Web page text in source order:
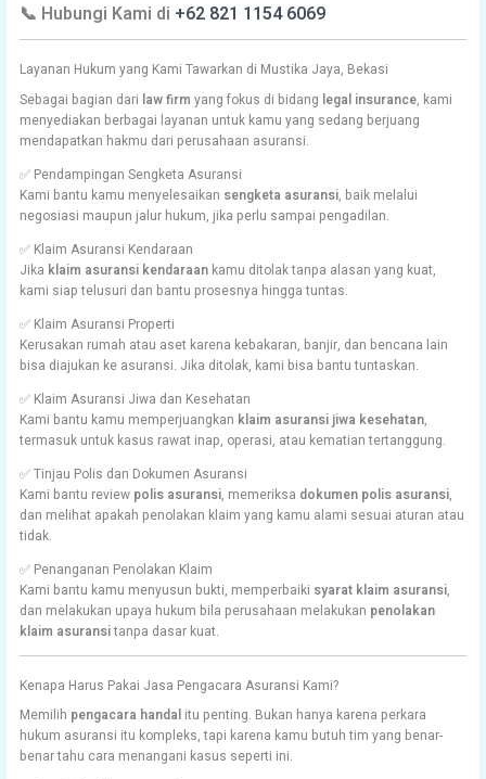
📞 Hubungi Kami di +62 821 1154 6069
Layanan Hukum yang Kami Tawarkan di Mustika Jaya, Bekasi
Sebagai bagian dari law firm yang fokus di bidang legal insurance, kami
menyediakan berbagai layanan untuk kamu yang sedang berjuang
mendapatkan hakmu dari perusahaan asuransi.
✅ Pendampingan Sengketa Asuransi
Kami bantu kamu menyelesaikan sengketa asuransi, baik melalui
negosiasi maupun jalur hukum, jika perlu sampai pengadilan.
✅ Klaim Asuransi Kendaraan
Jika klaim asuransi kendaraan kamu ditolak tanpa alasan yang kuat,
kami siap telusuri dan bantu prosesnya hingga tuntas.
✅ Klaim Asuransi Properti
Kerusakan rumah atau aset karena kebakaran, banjir, dan bencana lain
bisa diajukan ke asuransi. Jika ditolak, kami bisa bantu tuntaskan.
✅ Klaim Asuransi Jiwa dan Kesehatan
Kami bantu kamu memperjuangkan klaim asuransi jiwa kesehatan,
termasuk untuk kasus rawat inap, operasi, atau kematian tertanggung.
✅ Tinjau Polis dan Dokumen Asuransi
Kami bantu review polis asuransi, memeriksa dokumen polis asuransi,
dan melihat apakah penolakan klaim yang kamu alami sesuai aturan atau
tidak.
✅ Penanganan Penolakan Klaim
Kami bantu kamu menyusun bukti, memperbaiki syarat klaim asuransi,
dan melakukan upaya hukum bila perusahaan melakukan penolakan
klaim asuransitanpa dasar kuat.
Kenapa Harus Pakai Jasa Pengacara Asuransi Kami?
Memilih pengacara handal itu penting. Bukan hanya karena perkara
hukum asuransi itu kompleks, tapi karena kamu butuh tim yang benar-
benar tahu cara menangani kasus seperti ini.